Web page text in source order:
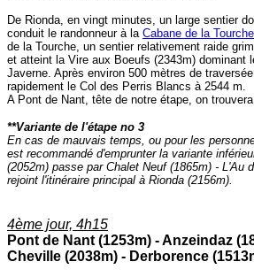
De Rionda, en vingt minutes, un large sentier
conduit le randonneur à la Cabane de la Tourche
de la Tourche, un sentier relativement raide
et atteint la Vire aux Boeufs (2343m) dominant
Javerne. Après environ 500 mètres de
rapidement le Col des Perris Blancs à 2544 m.
A Pont de Nant, tête de notre étape, on
**Variante de l'étape no 3
En cas de mauvais temps, ou pour les
est recommandé d'emprunter la variante
(2052m) passe par Chalet Neuf (1865m) - L'Au
rejoint l'itinéraire principal à Rionda (2156m).
4ème jour, 4h15
Pont de Nant (1253m) - Anzeindaz
Cheville (2038m) - Derborence